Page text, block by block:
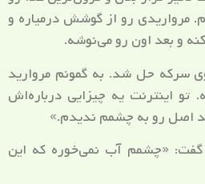
مرواریدی رو از گوشش درمیاره و
و بعد اون رو می‌نوشه.
سرکه حل شد. به گمونم مروارید
اینترنت یه چیزایی درباره‌اش
اصل رو به چشمم ندیدم.»
گفت: «چشمم آب نمی‌خوره که این